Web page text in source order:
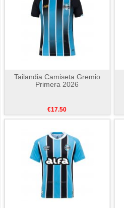
Tailandia Camiseta Gremio
Primera 2026
€17.50